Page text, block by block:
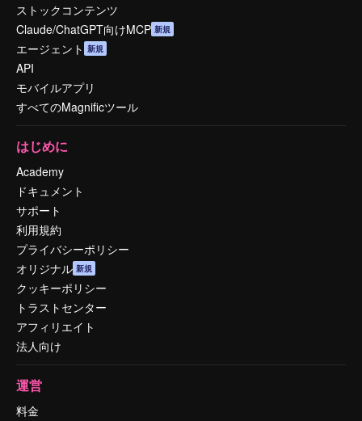
ストックコンテンツ
Claude/ChatGPT向けMCP 新規
エージェント 新規
API
モバイルアプリ
すべてのMagnificツール
はじめに
Academy
ドキュメント
サポート
利用規約
プライバシーポリシー
オリジナル 新規
クッキーポリシー
トラストセンター
アフィリエイト
法人向け
運営
料金